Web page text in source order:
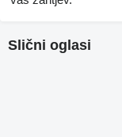
Slični oglasi